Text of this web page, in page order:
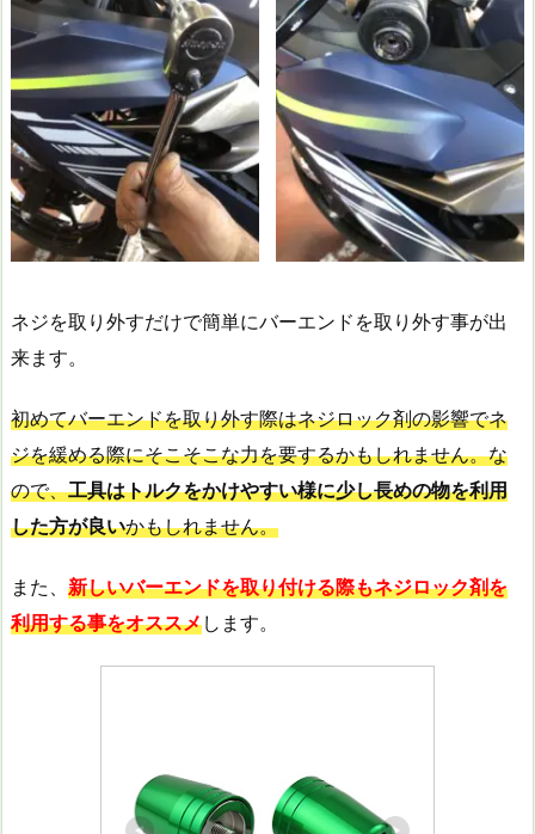
ネジを取り外すだけで簡単にバーエンドを取り外す事が出
来ます。
初めてバーエンドを取り外す際はネジロック剤の影響でネ
ジを緩める際にそこそこな力を要するかもしれません。な
ので、工具はトルクをかけやすい様に少し長めの物を利用
した方が良いかもしれません。
また、 新しいバーエンドを取り付ける際もネジロック剤を
利用する事をオススメします。